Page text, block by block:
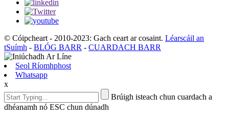
© Cóipcheart - 2010-2023: Gach ceart ar cosaint. Léarscáil an
tSuímh - BLÓG BARR - CUARDACH BARR
Seol Ríomhphost
Whatsapp
x
Brúigh isteach chun cuardach a
dhéanamh nó ESC chun dúnadh